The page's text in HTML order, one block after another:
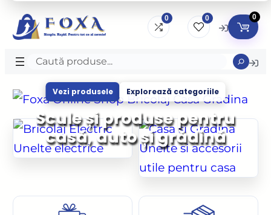
0 0 0
Caută
produse
Scule și produse pentru
casă, auto și grădină
Vezi produsele Explorează categoriile